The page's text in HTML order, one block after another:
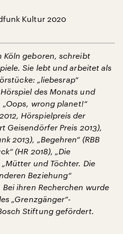
Kultur 2020
Köln geboren, schreibt
Sie lebt und arbeitet als
„liebesrap“
des Monats und
„Oops, wrong planet!“
Hörspielpreis der
Geisendörfer Preis 2013),
2013), „Begehren“ (RBB
(HR 2018), „Die
„Mütter und Töchter. Die
Beziehung“
ihren Recherchen wurde
„Grenzgänger“-
Stiftung gefördert.